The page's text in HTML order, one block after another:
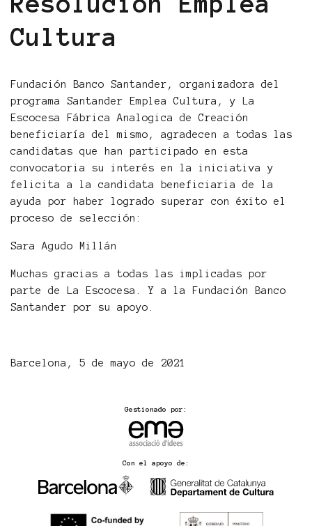
Cultura
Fundación Banco Santander, organizadora del
programa Santander Emplea Cultura, y La
Escocesa Fábrica Analogica de Creación
beneficiaría del mismo, agradecen a todas las
candidatas que han participado en esta
convocatoria su interés en la iniciativa y
felicita a la candidata beneficiaria de la
ayuda por haber logrado superar con éxito el
proceso de selección:
Sara Agudo Millán
Muchas gracias a todas las implicadas por
parte de La Escocesa. Y a la Fundación Banco
Santander por su apoyo.
Barcelona, 5 de mayo de 2021
Gestionado por:
Con el apoyo de: